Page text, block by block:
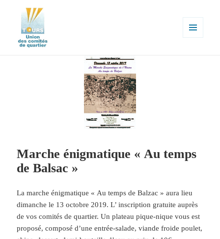
Union des comités de quartier de la
ville de Tours
Marche énigmatique « Au temps
de Balsac »
La marche énigmatique « Au temps de Balzac » aura lieu
dimanche le 13 octobre 2019. L’ inscription gratuite auprès
de vos comités de quartier. Un plateau pique-nique vous est
proposé, composé d’une entrée-salade, viande froide poulet,